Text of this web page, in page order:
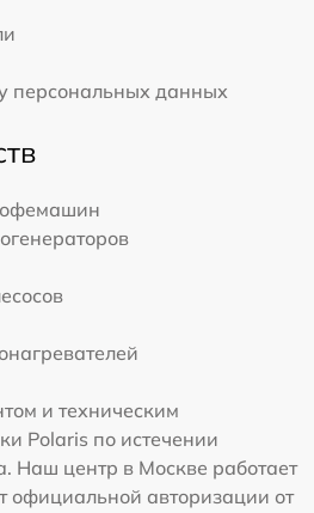
персональных данных
и техническим
Polaris по истечении
Наш центр в Москве работает
официальной авторизации от